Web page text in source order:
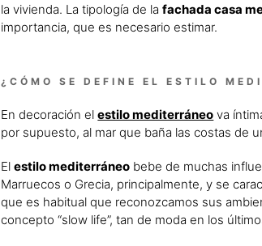
la vivienda. La tipología de lafachada casa
importancia, que es necesario estimar.
¿CÓMO SE DEFINE EL ESTILO
En decoración elestilo mediterráneo va
por supuesto, al mar que baña las costas de
Elestilo mediterráneo bebe de muchas
Marruecos o Grecia, principalmente, y se
que es habitual que reconozcamos sus
concepto “slow life”, tan de moda en los